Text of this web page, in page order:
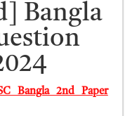
Bangla
Bangla 2nd Paper